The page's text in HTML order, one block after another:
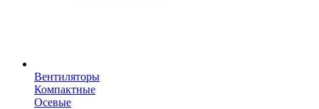
Вентиляторы
Компактные
Осевые